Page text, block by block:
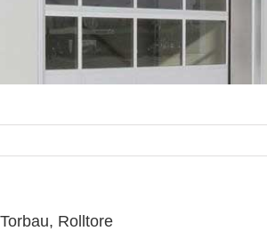
Rolltore